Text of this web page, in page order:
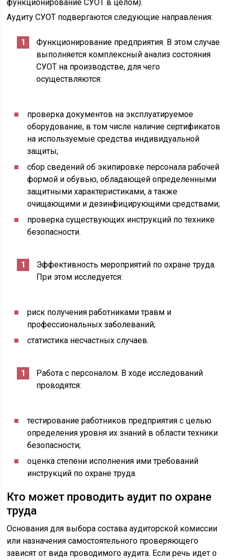
функционирование СУОТ в целом).
Аудиту СУОТ подвергаются следующие направления:
Функционирование предприятия. В этом случае
выполняется комплексный анализ состояния
СУОТ на производстве, для чего
осуществляются:
проверка документов на эксплуатируемое
оборудование, в том числе наличие сертификатов
на используемые средства индивидуальной
защиты;
сбор сведений об экипировке персонала рабочей
формой и обувью, обладающей определенными
защитными характеристиками, а также
очищающими и дезинфицирующими средствами;
проверка существующих инструкций по технике
безопасности.
Эффективность мероприятий по охране труда.
При этом исследуется:
риск получения работниками травм и
профессиональных заболеваний;
статистика несчастных случаев.
Работа с персоналом. В ходе исследований
проводятся:
тестирование работников предприятия с целью
определения уровня их знаний в области техники
безопасности;
оценка степени исполнения ими требований
инструкций по охране труда.
Кто может проводить аудит по охране
труда
Основания для выбора состава аудиторской комиссии
или назначения самостоятельного проверяющего
зависят от вида проводимого аудита. Если речь идет о